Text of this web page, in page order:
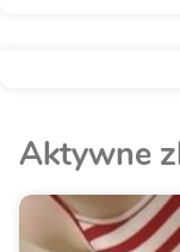
Aktywne